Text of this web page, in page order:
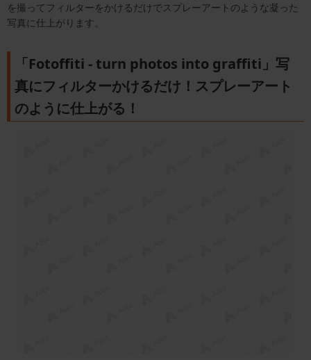
を撮ってフィルターをかけるだけでスプレーアートのような凝った
写真に仕上がります。
「Fotoffiti - turn photos into graffiti」写
真にフィルターかけるだけ！スプレーアート
のように仕上がる！